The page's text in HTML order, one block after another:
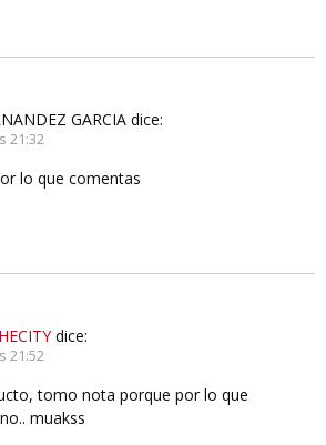
GARCIA dice:
21:32
lo que comentas
dice:
21:52
tomo nota porque por lo que
muakss